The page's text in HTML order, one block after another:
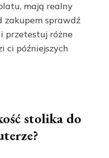
mają realny
zakupem sprawdź
przetestuj różne
ci późniejszych
stolika do